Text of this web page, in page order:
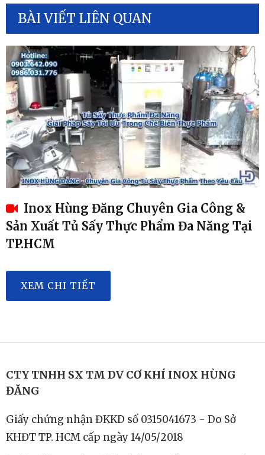
BÀI VIẾT LIÊN QUAN
Inox Hùng Đăng Chuyên Gia Công &
Sản Xuất Tủ Sấy Thực Phẩm Đa Năng Tại
TP.HCM
XEM CHI TIẾT
CTY TNHH SX TM DV CƠ KHÍ INOX HÙNG
ĐĂNG
Giấy chứng nhận ĐKKD số 0315041673 - Do Sở
KHĐT TP. HCM cấp ngày 14/05/2018